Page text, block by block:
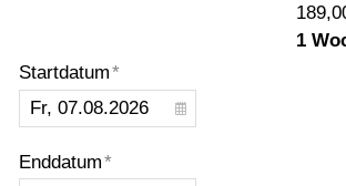
Karriere bei Motobike.de
Probefahrt vereinbaren
Inhaltsverzeichnis
1
Startdatum*
Enddatum*